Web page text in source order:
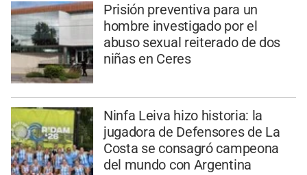
Prisión preventiva para un
hombre investigado por el
abuso sexual reiterado de dos
niñas en Ceres
Ninfa Leiva hizo historia: la
jugadora de Defensores de La
Costa se consagró campeona
del mundo con Argentina